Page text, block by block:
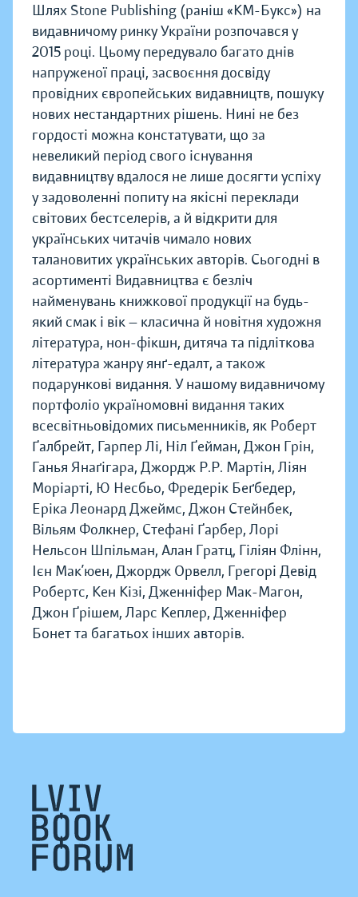
Шлях Stone Publishing (раніш «КМ-Букс») на
видавничому ринку України розпочався у
2015 році. Цьому передувало багато днів
напруженої праці, засвоєння досвіду
провідних європейських видавництв, пошуку
нових нестандартних рішень. Нині не без
гордості можна констатувати, що за
невеликий період свого існування
видавництву вдалося не лише досягти успіху
у задоволенні попиту на якісні переклади
світових бестселерів, а й відкрити для
українських читачів чимало нових
талановитих українських авторів. Сьогодні в
асортименті Видавництва є безліч
найменувань книжкової продукції на будь-
який смак і вік — класична й новітня художня
література, нон-фікшн, дитяча та підліткова
література жанру янґ-едалт, а також
подарункові видання. У нашому видавничому
портфоліо україномовні видання таких
всесвітньовідомих письменників, як Роберт
Ґалбрейт, Гарпер Лі, Ніл Ґейман, Джон Грін,
Ганья Янаґігара, Джордж Р.Р. Мартін, Ліян
Моріарті, Ю Несбьо, Фредерік Беґбедер,
Еріка Леонард Джеймс, Джон Стейнбек,
Вільям Фолкнер, Стефані Ґарбер, Лорі
Нельсон Шпільман, Алан Гратц, Гіліян Флінн,
Ієн Мак’юен, Джордж Орвелл, Грегорі Девід
Робертс, Кен Кізі, Дженніфер Мак-Магон,
Джон Ґрішем, Ларс Кеплер, Дженніфер
Бонет та багатьох інших авторів.